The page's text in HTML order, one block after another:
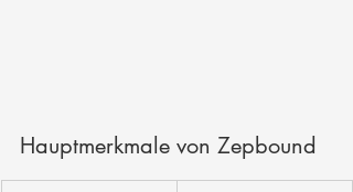
Hauptmerkmale von Zepbound